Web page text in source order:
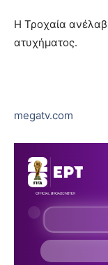
Η Τροχαία
ατυχήματος.
megatv.com